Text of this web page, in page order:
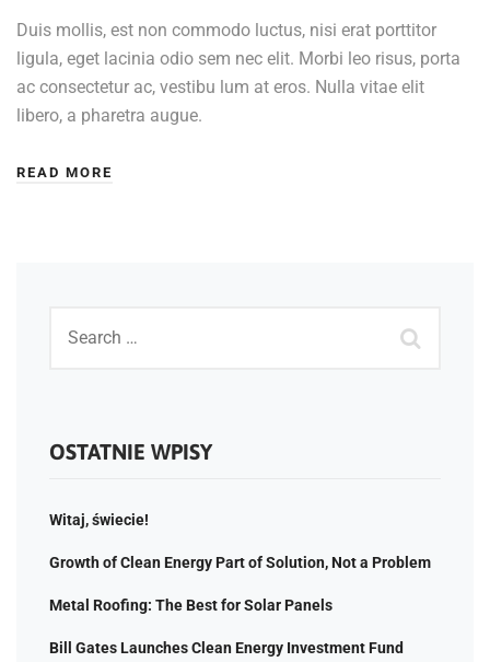
Duis mollis, est non commodo luctus, nisi erat porttitor
ligula, eget lacinia odio sem nec elit. Morbi leo risus, porta
ac consectetur ac, vestibu lum at eros. Nulla vitae elit
libero, a pharetra augue.
READ MORE
OSTATNIE WPISY
Witaj, świecie!
Growth of Clean Energy Part of Solution, Not a Problem
Metal Roofing: The Best for Solar Panels
Bill Gates Launches Clean Energy Investment Fund